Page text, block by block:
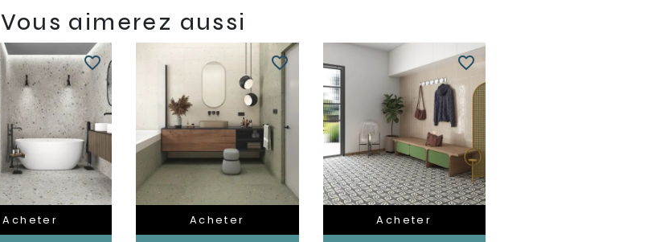
Vous aimerez aussi
Acheter
favorite_border
Acheter
favorite_border
Acheter
favorite_border